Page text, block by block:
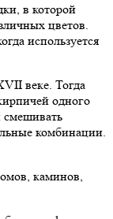
в которой
цветов.
используется
веке. Тогда
одного
смешивать
комбинации.
каминов,